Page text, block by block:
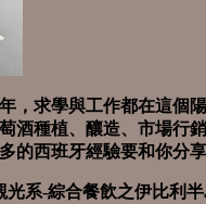
，求學與工作都在這個
酒種植、釀造、市場行
的西班牙經驗要和你分享
光系-綜合餐飲之伊比利